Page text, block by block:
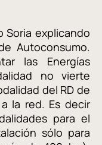
Soria explicando
Autoconsumo.
las Energías
no vierte
del RD de
la red. Es decir
para el
sólo para